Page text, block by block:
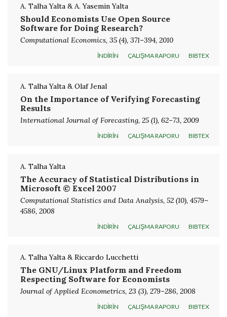
A. Talha Yalta & A. Yasemin Yalta
Should Economists Use Open Source
Software for Doing Research?
Computational Economics, 35 (4), 371–394, 2010
İNDİRİN ÇALIŞMA RAPORU BIBTEX
A. Talha Yalta & Olaf Jenal
On the Importance of Verifying Forecasting
Results
International Journal of Forecasting, 25 (1), 62–73, 2009
İNDİRİN ÇALIŞMA RAPORU BIBTEX
A. Talha Yalta
The Accuracy of Statistical Distributions in
Microsoft © Excel 2007
Computational Statistics and Data Analysis, 52 (10), 4579–
4586, 2008
İNDİRİN ÇALIŞMA RAPORU BIBTEX
A. Talha Yalta & Riccardo Lucchetti
The GNU/Linux Platform and Freedom
Respecting Software for Economists
Journal of Applied Econometrics, 23 (3), 279–286, 2008
İNDİRİN ÇALIŞMA RAPORU BIBTEX